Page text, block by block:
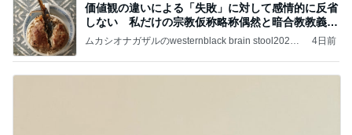
価値観の違いによる「失敗」に対して感情的に反省
しない 私だけの宗教仮称略称偶然と暗合教教義候
補
ムカシオナガザルのwesternblack brain stool2024
ガザル
4日前